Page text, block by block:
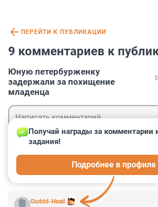
ПЕРЕЙТИ К ПУБЛИКАЦИИ
9 комментариев к
Юную петербурженку
задержали за похищение
младенца
Guddd-Head
Получай награды за комментарии
задания!
Подробнее в профиле